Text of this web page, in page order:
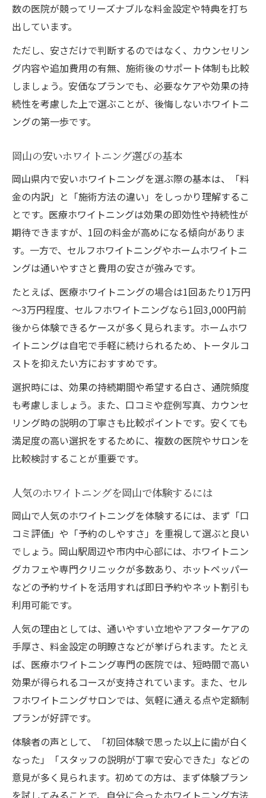
の工夫
岡山のホワイトニングで失敗しないポイン
ト
費用を抑えて持続効果が期待できるホワイ
トニング
岡山で人気の高いホワイトニングの選択基
準
岡山で選ぶセルフと医療ホワイトニングの
違い
安いホワイトニング岡山のセルフと医療比
較
医療ホワイトニング岡山の安心ポイント解
説
ホワイトニング岡山で自分に合う方法を探
す
通いやすさ重視で選ぶホワイトニング体験
岡山で通いやすいホワイトニングの選び方
予約しやすいホワイトニング岡山の特徴
人気のホワイトニング岡山で続けやすい理
由
ホワイトニング岡山で立地重視の比較方法
安いホワイトニングで理想の白さを叶える
方法
岡山で費用対効果の高いホワイトニング選
び
ホワイトニング岡山で後悔しないための工
夫
費用を抑えたホワイトニング岡山の継続術
理想の白さへ近づくためのホワイトニング
比較
数の医院が競ってリーズナブルな料金設定や特典を打ち
出しています。
ただし、安さだけで判断するのではなく、カウンセリン
グ内容や追加費用の有無、施術後のサポート体制も比較
しましょう。安価なプランでも、必要なケアや効果の持
続性を考慮した上で選ぶことが、後悔しないホワイトニ
ングの第一歩です。
岡山の安いホワイトニング選びの基本
岡山県内で安いホワイトニングを選ぶ際の基本は、「料
金の内訳」と「施術方法の違い」をしっかり理解するこ
とです。医療ホワイトニングは効果の即効性や持続性が
期待できますが、1回の料金が高めになる傾向がありま
す。一方で、セルフホワイトニングやホームホワイトニ
ングは通いやすさと費用の安さが強みです。
たとえば、医療ホワイトニングの場合は1回あたり1万円
～3万円程度、セルフホワイトニングなら1回3,000円前
後から体験できるケースが多く見られます。ホームホワ
イトニングは自宅で手軽に続けられるため、トータルコ
ストを抑えたい方におすすめです。
選択時には、効果の持続期間や希望する白さ、通院頻度
も考慮しましょう。また、口コミや症例写真、カウンセ
リング時の説明の丁寧さも比較ポイントです。安くても
満足度の高い選択をするために、複数の医院やサロンを
比較検討することが重要です。
人気のホワイトニングを岡山で体験するには
岡山で人気のホワイトニングを体験するには、まず「口
コミ評価」や「予約のしやすさ」を重視して選ぶと良い
でしょう。岡山駅周辺や市内中心部には、ホワイトニン
グカフェや専門クリニックが多数あり、ホットペッパー
などの予約サイトを活用すれば即日予約やネット割引も
利用可能です。
人気の理由としては、通いやすい立地やアフターケアの
手厚さ、料金設定の明瞭さなどが挙げられます。たとえ
ば、医療ホワイトニング専門の医院では、短時間で高い
効果が得られるコースが支持されています。また、セル
フホワイトニングサロンでは、気軽に通える点や定額制
プランが好評です。
体験者の声として、「初回体験で思った以上に歯が白く
なった」「スタッフの説明が丁寧で安心できた」などの
意見が多く見られます。初めての方は、まず体験プラン
を試してみることで、自分に合ったホワイトニング方法